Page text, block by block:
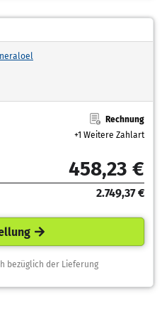
Rechnung
+1 Weitere Zahlart
458,23 €
2.749,37 €
bezüglich der Lieferung